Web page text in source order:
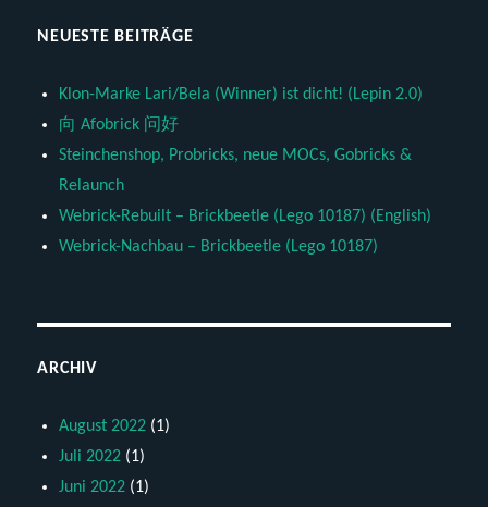
NEUESTE BEITRÄGE
Klon-Marke Lari/Bela (Winner) ist dicht! (Lepin 2.0)
向 Afobrick 问好
Steinchenshop, Probricks, neue MOCs, Gobricks &
Relaunch
Webrick-Rebuilt – Brickbeetle (Lego 10187) (English)
Webrick-Nachbau – Brickbeetle (Lego 10187)
ARCHIV
August 2022 (1)
Juli 2022 (1)
Juni 2022 (1)